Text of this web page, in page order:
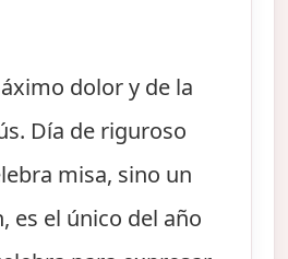
dolor y de la
Día de riguroso
misa, sino un
es el único del año